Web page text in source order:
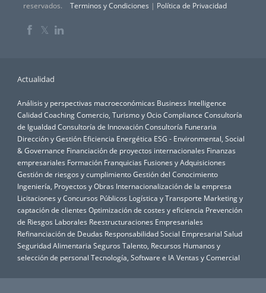
reservados.
Terminos y Condiciones | Política de Privacidad
𝕏
Actualidad
Análisis y perspectivas macroeconómicas Business Intelligence
CalidadCoachingComercio, Turismo y OcioCompliance Consultoría
de IgualdadConsultoría de InnovaciónConsultoría Funeraria
Dirección y Gestión Eficiencia Energética ESG - Environmental, Social
& Governance Financiación de proyectos internacionales Finanzas
empresariales Formación Franquicias Fusiones y Adquisiciones
Gestión de riesgos y cumplimientoGestión del Conocimiento
Ingeniería, Proyectos y Obras Internacionalización de la empresa
Licitaciones y Concursos Públicos Logística y Transporte Marketing y
captación de clientes Optimización de costes y eficiencia Prevención
de Riesgos Laborales Reestructuraciones Empresariales
Refinanciación de Deudas Responsabilidad Social Empresarial Salud
Seguridad Alimentaria Seguros Talento, Recursos Humanos y
selección de personal Tecnología, Software e IA Ventas y Comercial